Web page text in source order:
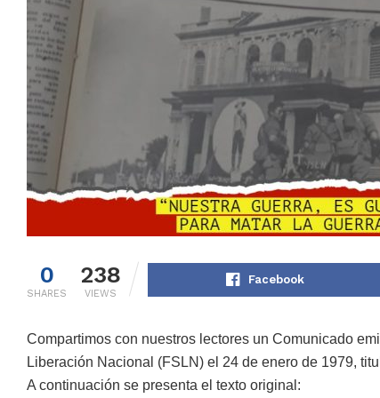
0
SHARES
238
VIEWS
Facebook
Compartimos con nuestros lectores un Comunicado
Liberación Nacional (FSLN) el 24 de enero de 1979,
A continuación se presenta el texto original: